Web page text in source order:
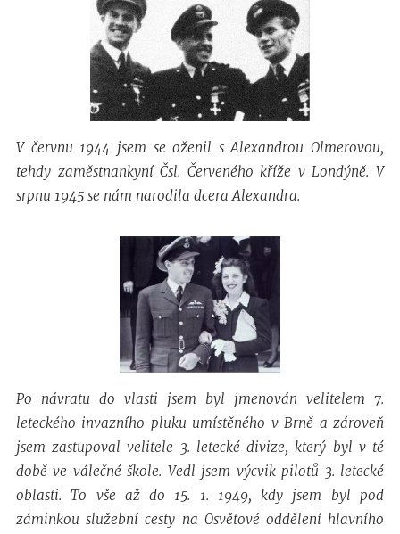
V červnu 1944 jsem se oženil s Alexandrou Olmerovou,
tehdy zaměstnankyní Čsl. Červeného kříže v Londýně. V
srpnu 1945 se nám narodila dcera Alexandra.
Po návratu do vlasti jsem byl jmenován velitelem 7.
leteckého invazního pluku umístěného v Brně a zároveň
jsem zastupoval velitele 3. letecké divize, který byl v té
době ve válečné škole. Vedl jsem výcvik pilotů 3. letecké
oblasti. To vše až do 15. 1. 1949, kdy jsem byl pod
záminkou služební cesty na Osvětové oddělení hlavního